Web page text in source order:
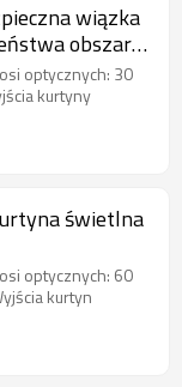
wiązka
obszaru
optycznych: 30
kurtyny
świetlna
optycznych: 60
kurtyn